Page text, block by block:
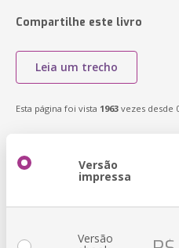
Compartilhe este livro
Leia um trecho
Esta página foi vista 1963 vezes desde
Versão
impressa
Versão